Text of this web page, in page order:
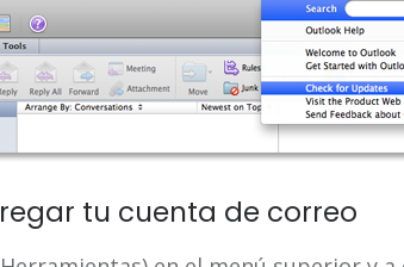
tu cuenta de correo